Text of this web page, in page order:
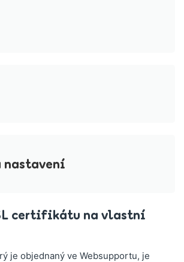
nastavení
certifikátu na vlastní
je objednaný ve Websupportu, je